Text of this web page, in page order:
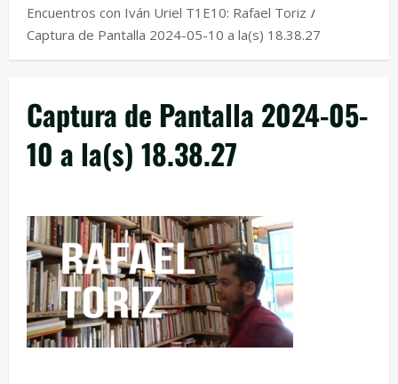
Encuentros con Iván Uriel T1E10: Rafael Toriz
Captura de Pantalla 2024-05-10 a la(s) 18.38.27
Captura de Pantalla 2024-05-
10 a la(s) 18.38.27